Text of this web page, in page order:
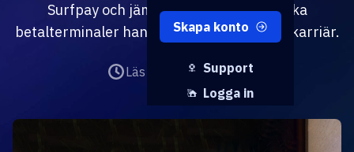
Support
Logga in
Skapa konto
Surfpay och jämför med de många olika
betalterminaler han har använt under sin karriär.
Läs det på 2 minuter